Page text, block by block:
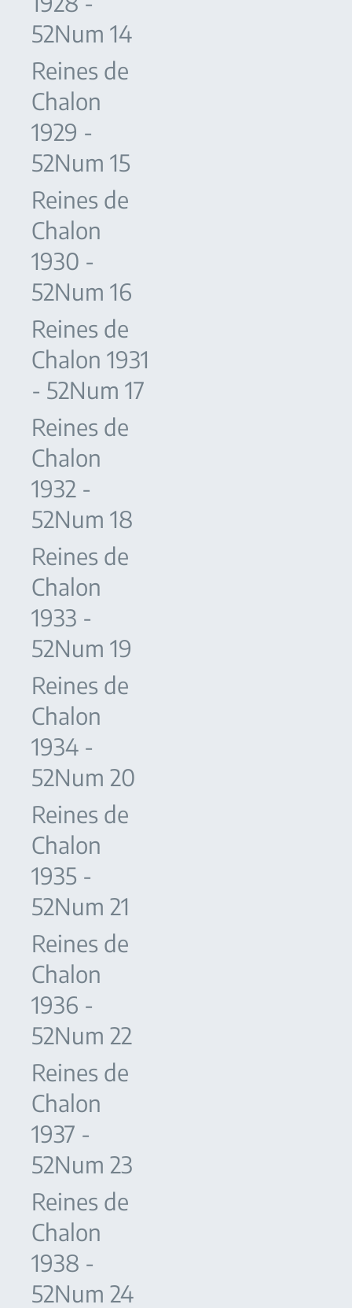
52Num 14
Reines de
Chalon
1929 -
52Num 15
Reines de
Chalon
1930 -
52Num 16
Reines de
Chalon 1931
- 52Num 17
Reines de
Chalon
1932 -
52Num 18
Reines de
Chalon
1933 -
52Num 19
Reines de
Chalon
1934 -
52Num 20
Reines de
Chalon
1935 -
52Num 21
Reines de
Chalon
1936 -
52Num 22
Reines de
Chalon
1937 -
52Num 23
Reines de
Chalon
1938 -
52Num 24